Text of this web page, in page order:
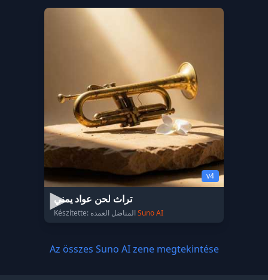
v4
تراث لحن عواد يمني
Suno AI
Az összes Suno AI zene megtekintése